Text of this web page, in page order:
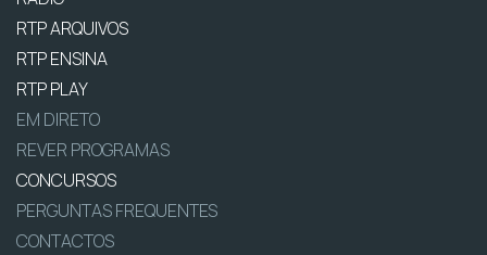
RTP ARQUIVOS
RTP ENSINA
RTP PLAY
EM DIRETO
REVER PROGRAMAS
CONCURSOS
PERGUNTAS FREQUENTES
CONTACTOS